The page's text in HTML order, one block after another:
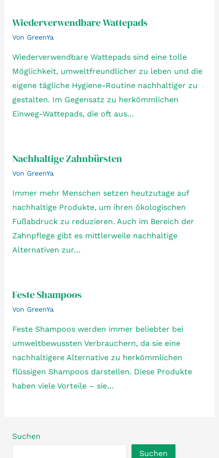
Wiederverwendbare Wattepads
Von GreenYa
Wiederverwendbare Wattepads sind eine tolle
Möglichkeit, umweltfreundlicher zu leben und die
eigene tägliche Hygiene-Routine nachhaltiger zu
gestalten. Im Gegensatz zu herkömmlichen
Einweg-Wattepads, die oft aus…
Nachhaltige Zahnbürsten
Von GreenYa
Immer mehr Menschen setzen heutzutage auf
nachhaltige Produkte, um ihren ökologischen
Fußabdruck zu reduzieren. Auch im Bereich der
Zahnpflege gibt es mittlerweile nachhaltige
Alternativen zur…
Feste Shampoos
Von GreenYa
Feste Shampoos werden immer beliebter bei
umweltbewussten Verbrauchern, da sie eine
nachhaltigere Alternative zu herkömmlichen
flüssigen Shampoos darstellen. Diese Produkte
haben viele Vorteile – sie…
Suchen
Suchen